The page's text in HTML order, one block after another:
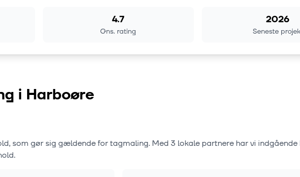
4.7
Gns. rating
2026
Seneste
i Harboøre
som gør sig gældende for tagmaling. Med 3 lokale partnere har vi